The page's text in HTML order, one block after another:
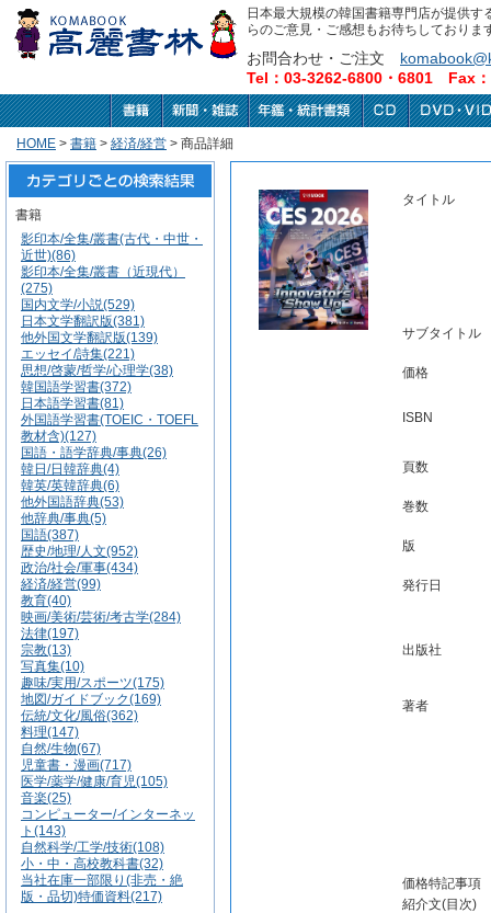
日本最大規模の韓国書籍専門店が提供
らのご意見・ご感想もお待ちしておりま
お問合わせ・ご注文
Tel：03-3262-6800・6801 Fax
HOME > 書籍 > 経済/経営 > 商品詳細
書籍
影印本/全集/叢書(古代・中世・
近世)(86)
影印本/全集/叢書（近現代）
(275)
国内文学/小説(529)
日本文学翻訳版(381)
他外国文学翻訳版(139)
エッセイ/詩集(221)
思想/啓蒙/哲学/心理学(38)
韓国語学習書(372)
日本語学習書(81)
外国語学習書(TOEIC・TOEFL
教材含)(127)
国語・語学辞典/事典(26)
韓日/日韓辞典(4)
韓英/英韓辞典(6)
他外国語辞典(53)
他辞典/事典(5)
国語(387)
歴史/地理/人文(952)
政治/社会/軍事(434)
経済/経営(99)
教育(40)
映画/美術/芸術/考古学(284)
法律(197)
宗教(13)
写真集(10)
趣味/実用/スポーツ(175)
地図/ガイドブック(169)
伝統/文化/風俗(362)
料理(147)
自然/生物(67)
児童書・漫画(717)
医学/薬学/健康/育児(105)
音楽(25)
コンピューター/インターネッ
ト(143)
自然科学/工学/技術(108)
小・中・高校教科書(32)
当社在庫一部限り(非売・絶
版・品切)特価資料(217)
タイトル
サブタイトル
価格
ISBN
頁数
巻数
版
発行日
出版社
著者
価格特記事項
紹介文(目次)